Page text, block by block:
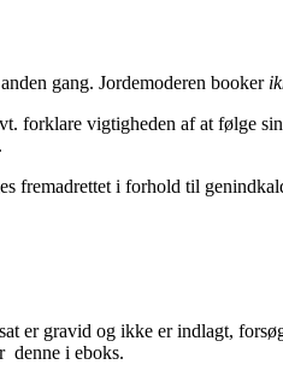
gang. Jordemoderen booker
forklare vigtigheden af at følge
fremadrettet i forhold til
er gravid og ikke er indlagt,
denne i eboks.